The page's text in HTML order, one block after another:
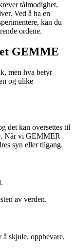
tålmodighet,
Ved å ha en
kan du
ordene.
GEMME
men hva betyr
og ulike
det kan oversettes til
Når vi GEMMER
syn eller tilgang.
av verden.
skjule, oppbevare,